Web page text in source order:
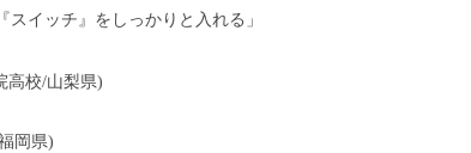
スイッチ』をしっかりと入れる」
高校/山梨県)
岡県)